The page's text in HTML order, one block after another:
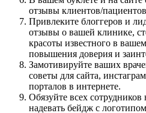
отзывы клиентов/
Привлеките блоггеров и
отзывы о вашей клинике,
красоты известного в
повышения доверия и
Замотивируйте ваших
советы для сайта,
порталов в интернете.
Обязуйте всех сотрудников
надевать бейдж с